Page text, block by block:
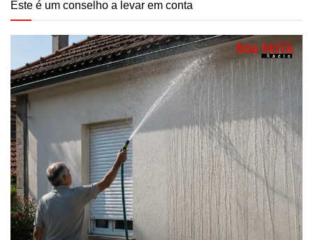
Este é um conselho a levar em conta